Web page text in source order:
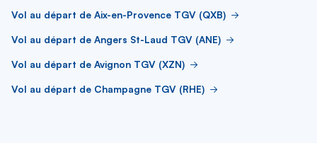
Vol au départ de Aix-en-Provence TGV (QXB)
Vol au départ de Angers St-Laud TGV (ANE)
Vol au départ de Avignon TGV (XZN)
Vol au départ de Champagne TGV (RHE)